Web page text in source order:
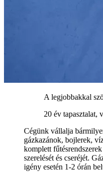
A legjobbakkal
20 év tapasztalat,
Cégünk vállalja
gázkazánok, bojlerek,
komplett
szerelését és cseréjét.
igény esetén 1-2 órán